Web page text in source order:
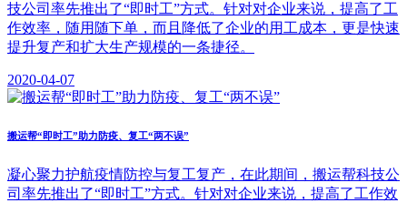
技公司率先推出了“即时工”方式。针对对企业来说，提高了工
作效率，随用随下单，而且降低了企业的用工成本，更是快速
提升复产和扩大生产规模的一条捷径。
2020-04-07
搬运帮“即时工”助力防疫、复工“两不误”
凝心聚力护航疫情防控与复工复产，在此期间，搬运帮科技公
司率先推出了“即时工”方式。针对对企业来说，提高了工作效